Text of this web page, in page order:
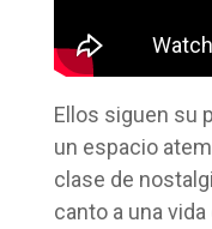
Ellos siguen su
un espacio
clase de
canto a una